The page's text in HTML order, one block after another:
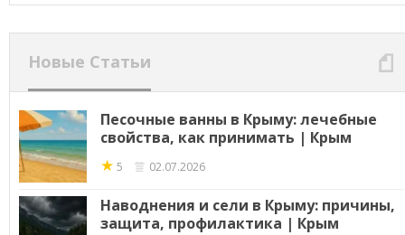
Новые Статьи
Песочные ванны в Крыму: лечебные
свойства, как принимать | Крым
★ 5 02.07.2026
Наводнения и сели в Крыму: причины,
защита, профилактика | Крым